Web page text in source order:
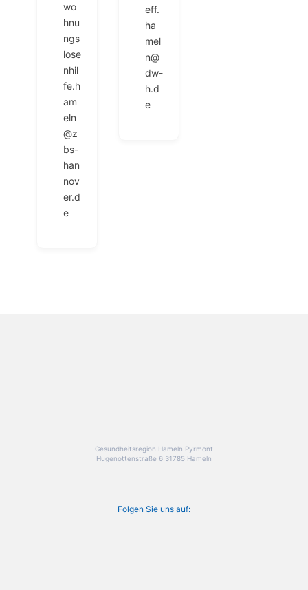
wo
hnu
ngs
lose
nhil
fe.h
am
eln
@z
bs-
han
nov
er.d
e
eff.
ha
mel
n@
dw-
h.d
e
Gesundheitsregion Hameln Pyrmont
Hugenottenstraße 6 31785 Hameln
Folgen Sie uns auf: